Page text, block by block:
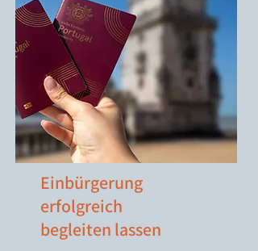
Einbürgerung
erfolgreich
begleiten lassen